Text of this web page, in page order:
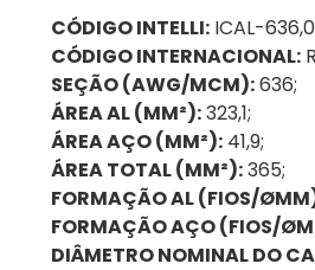
CÓDIGO INTELLI: ICAL-
CÓDIGO INTERNACIONAL:
SEÇÃO (AWG/MCM):636;
ÁREA AL (MM²):323,1;
ÁREA AÇO (MM²): 41,9;
ÁREA TOTAL (MM²):365;
FORMAÇÃO AL (FIOS/
FORMAÇÃO AÇO (FIOS/
DIÂMETRO NOMINAL DO